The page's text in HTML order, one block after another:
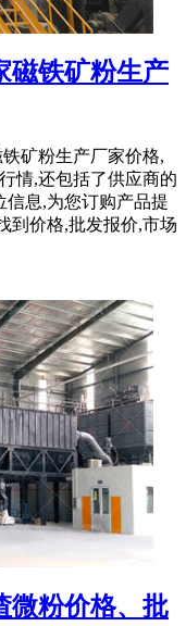
磁铁矿粉生产
矿粉生产厂家价格,
情,还包括了供应商的
信息,为您订购产品提
到价格,批发报价,市场
微粉价格、批